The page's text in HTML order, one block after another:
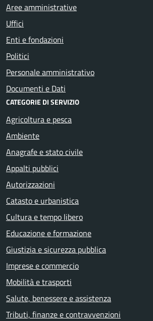
Aree amministrative
Uffici
Enti e fondazioni
Politici
Personale amministrativo
Documenti e Dati
CATEGORIE DI SERVIZIO
Agricoltura e pesca
Ambiente
Anagrafe e stato civile
Appalti pubblici
Autorizzazioni
Catasto e urbanistica
Cultura e tempo libero
Educazione e formazione
Giustizia e sicurezza pubblica
Imprese e commercio
Mobilità e trasporti
Salute, benessere e assistenza
Tributi, finanze e contravvenzioni